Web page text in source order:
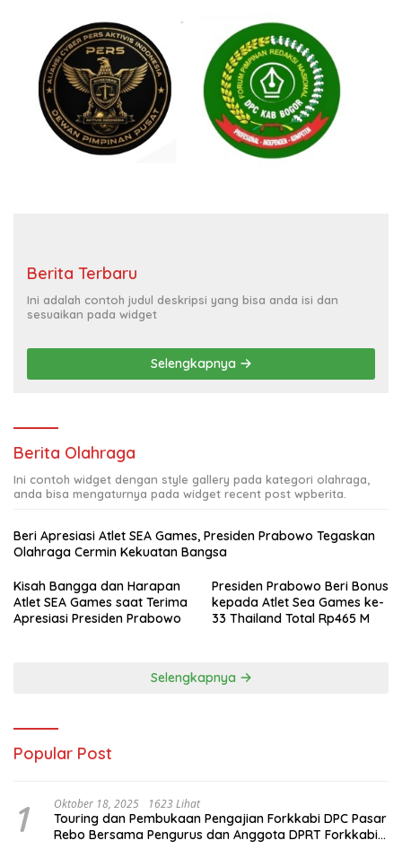
Berita Terbaru
Ini adalah contoh judul deskripsi yang bisa anda isi dan
sesuaikan pada widget
Selengkapnya
Berita Olahraga
Ini contoh widget dengan style gallery pada kategori olahraga,
anda bisa mengaturnya pada widget recent post wpberita.
Beri Apresiasi Atlet SEA Games, Presiden Prabowo Tegaskan
Olahraga Cermin Kekuatan Bangsa
Kisah Bangga dan Harapan
Atlet SEA Games saat Terima
Apresiasi Presiden Prabowo
Presiden Prabowo Beri Bonus
kepada Atlet Sea Games ke-
33 Thailand Total Rp465 M
Selengkapnya
Popular Post
1 Oktober 18, 2025 1623 Lihat
Touring dan Pembukaan Pengajian Forkkabi DPC Pasar
Rebo Bersama Pengurus dan Anggota DPRT Forkkabi